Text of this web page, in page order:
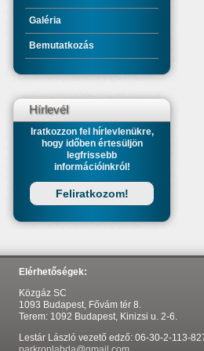
Galéria
Bemutatkozás
Hírlevél
Iratkozzon fel hírlevlenükre,
hogy időben értesüljön
legfrissebb
információinkról!
Feliratkozom!
Elérhetőségek:
Közgáz SC
1093 Budapest, Fővám tér 8.
Terem: 1092 Budapest, Kinizsi u. 2-6.
Lestár László vezető edző: 06-30-2-113-